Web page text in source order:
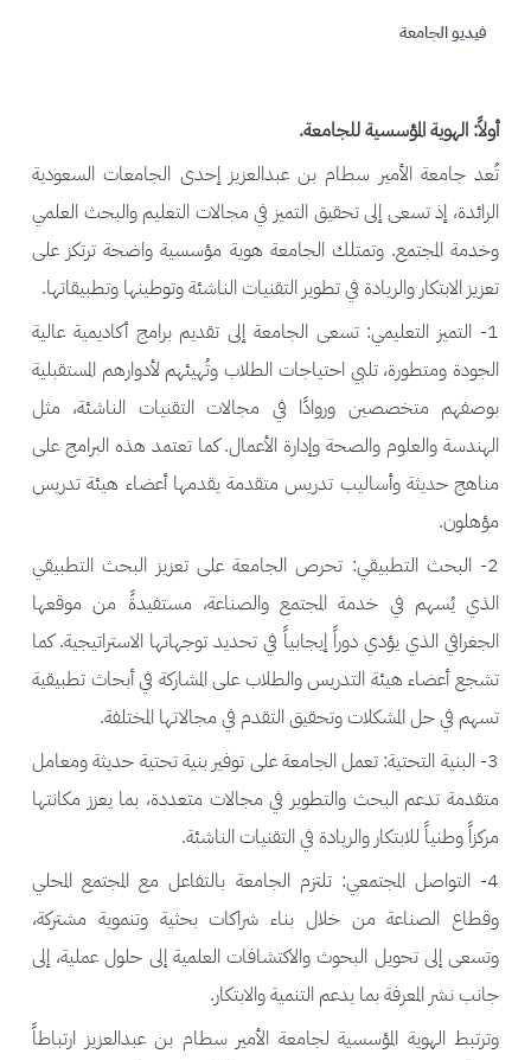
فيديو الجامعة
أولاً: الهوية المؤسسية للجامعة.
تُعد جامعة الأمير سطام بن عبدالعزيز إحدى الجامعات السعودية
الرائدة، إذ تسعى إلى تحقيق التميز في مجالات التعليم والبحث العلمي
وخدمة المجتمع. وتمتلك الجامعة هوية مؤسسية واضحة ترتكز على
تعزيز الابتكار والريادة في تطوير التقنيات الناشئة وتوطينها وتطبيقاتها.
1- التميز التعليمي: تسعى الجامعة إلى تقديم برامج أكاديمية عالية
الجودة ومتطورة، تلبي احتياجات الطلاب وتُهيئهم لأدوارهم المستقبلية
بوصفهم متخصصين وروادًا في مجالات التقنيات الناشئة، مثل
الهندسة والعلوم والصحة وإدارة الأعمال. كما تعتمد هذه البرامج على
مناهج حديثة وأساليب تدريس متقدمة يقدمها أعضاء هيئة تدريس
مؤهلون.
2- البحث التطبيقي: تحرص الجامعة على تعزيز البحث التطبيقي
الذي يُسهم في خدمة المجتمع والصناعة، مستفيدةً من موقعها
الجغرافي الذي يؤدي دوراً إيجابياً في تحديد توجهاتها الاستراتيجية. كما
تشجع أعضاء هيئة التدريس والطلاب على المشاركة في أبحاث تطبيقية
تسهم في حل المشكلات وتحقيق التقدم في مجالاتها المختلفة.
3- البنية التحتية: تعمل الجامعة على توفير بنية تحتية حديثة ومعامل
متقدمة تدعم البحث والتطوير في مجالات متعددة، بما يعزز مكانتها
مركزاً وطنياً للابتكار والريادة في التقنيات الناشئة.
4- التواصل المجتمعي: تلتزم الجامعة بالتفاعل مع المجتمع المحلي
وقطاع الصناعة من خلال بناء شراكات بحثية وتنموية مشتركة،
وتسعى إلى تحويل البحوث والاكتشافات العلمية إلى حلول عملية، إلى
جانب نشر المعرفة بما يدعم التنمية والابتكار.
وترتبط الهوية المؤسسية لجامعة الأمير سطام بن عبدالعزيز ارتباطاً